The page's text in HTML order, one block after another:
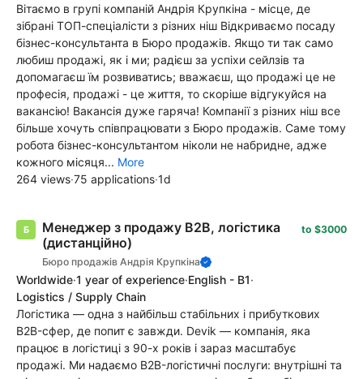
Вітаємо в групі компаній Андрія Крупкіна - місце, де
зібрані ТОП-спеціалісти з різних ніш Відкриваємо посаду
бізнес-консультанта в Бюро продажів. Якщо ти так само
любиш продажі, як і ми; радієш за успіхи сейлзів та
допомагаєш їм розвиватись; вважаєш, що продажі це не
професія, продажі - це життя, то скоріше відгукуйся на
вакансію! Вакансія дуже гаряча! Компанії з різних ніш все
більше хочуть співпрацювати з Бюро продажів. Саме тому
робота бізнес-консультантом ніколи не набридне, адже
кожного місяця... More
264 views·75 applications·1d
Менеджер з продажу B2B, логістика
(дистанційно)
Бюро продажів Андрія Крупкіна
to $3000
Worldwide·1 year of experience·English - B1·
Logistics / Supply Chain
Логістика — одна з найбільш стабільних і прибуткових
B2B-сфер, де попит є завжди. Devik — компанія, яка
працює в логістиці з 90-х років і зараз масштабує
продажі. Ми надаємо B2B-логістичні послуги: внутрішні та